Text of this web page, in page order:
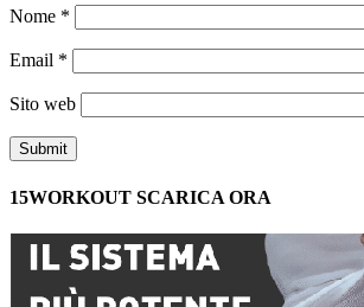
Nome *
Email *
Sito web
15WORKOUT SCARICA ORA